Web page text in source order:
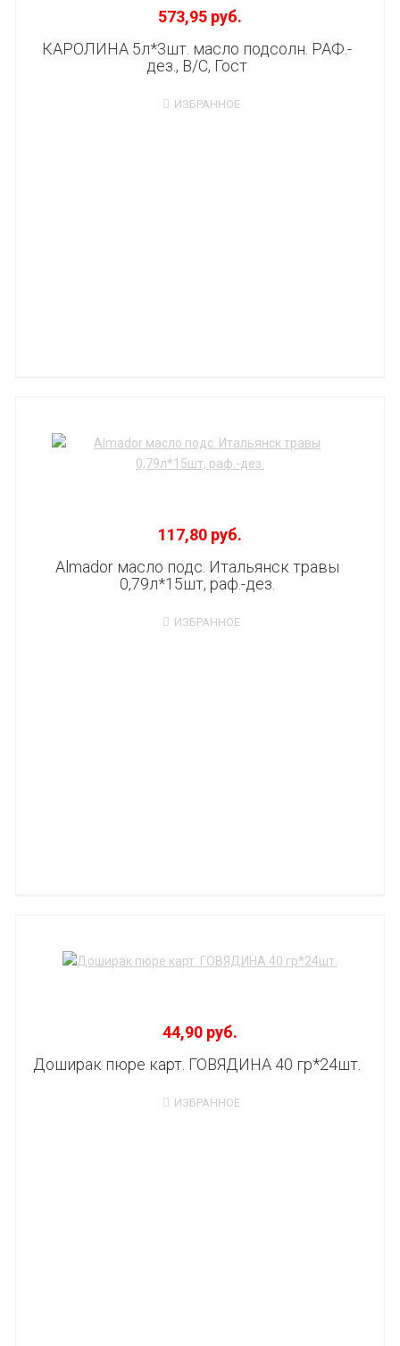
573,95 руб.
КАРОЛИНА 5л*3шт. масло подсолн. РАФ.-
дез., В/С, Гост
ИЗБРАННОЕ
117,80 руб.
Almador масло подс. Итальянск травы
0,79л*15шт, раф.-дез.
ИЗБРАННОЕ
44,90 руб.
Доширак пюре карт. ГОВЯДИНА 40 гр*24шт.
ИЗБРАННОЕ